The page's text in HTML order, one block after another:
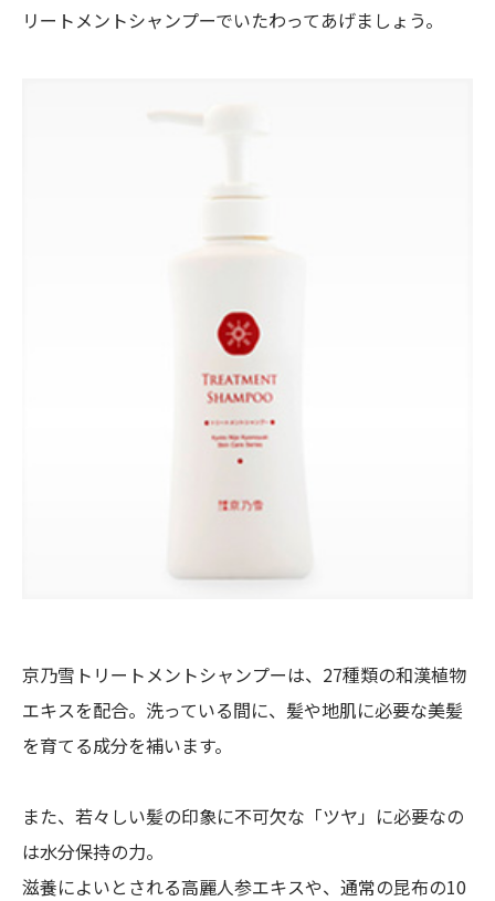
リートメントシャンプーでいたわってあげましょう。
京乃雪トリートメントシャンプーは、27種類の和漢植物
エキスを配合。洗っている間に、髪や地肌に必要な美髪
を育てる成分を補います。
また、若々しい髪の印象に不可欠な「ツヤ」に必要なの
は水分保持の力。
滋養によいとされる高麗人参エキスや、通常の昆布の10